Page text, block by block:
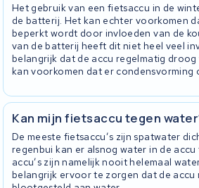
Het gebruik van een fietsaccu in de
de batterij. Het kan echter voorkomen
beperkt wordt door invloeden van de
van de batterij heeft dit niet heel veel
belangrijk dat de accu regelmatig
kan voorkomen dat er condensvorming
Kan mijn fietsaccu tegen
De meeste fietsaccu’s zijn spatwater
regenbui kan er alsnog water in de
accu’s zijn namelijk nooit helemaal
belangrijk ervoor te zorgen dat de